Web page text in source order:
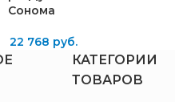
Сонома
22 768 руб.
КАТЕГОРИИ
ТОВАРОВ